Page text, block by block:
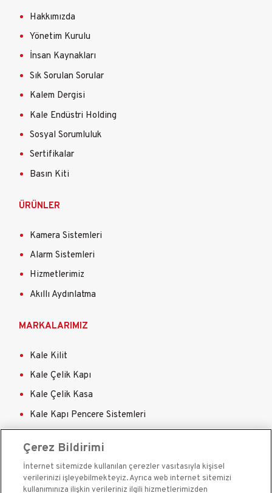
Hakkımızda
Yönetim Kurulu
İnsan Kaynakları
Sık Sorulan Sorular
Kalem Dergisi
Kale Endüstri Holding
Sosyal Sorumluluk
Sertifikalar
Basın Kiti
ÜRÜNLER
Kamera Sistemleri
Alarm Sistemleri
Hizmetlerimiz
Akıllı Aydınlatma
MARKALARIMIZ
Kale Kilit
Kale Çelik Kapı
Kale Çelik Kasa
Kale Kapı Pencere Sistemleri
Çerez Bildirimi
İnternet sitemizde kullanılan çerezler vasıtasıyla kişisel
verilerinizi işleyebilmekteyiz. Ayrıca web internet sitemizi
kullanımınıza ilişkin verileriniz ilgili hizmetlerimizden